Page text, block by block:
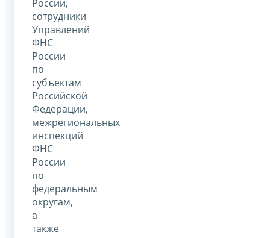
России,
сотрудники
Управлений
ФНС
России
по
субъектам
Российской
Федерации,
межрегиональных
инспекций
ФНС
России
по
федеральным
округам,
а
также